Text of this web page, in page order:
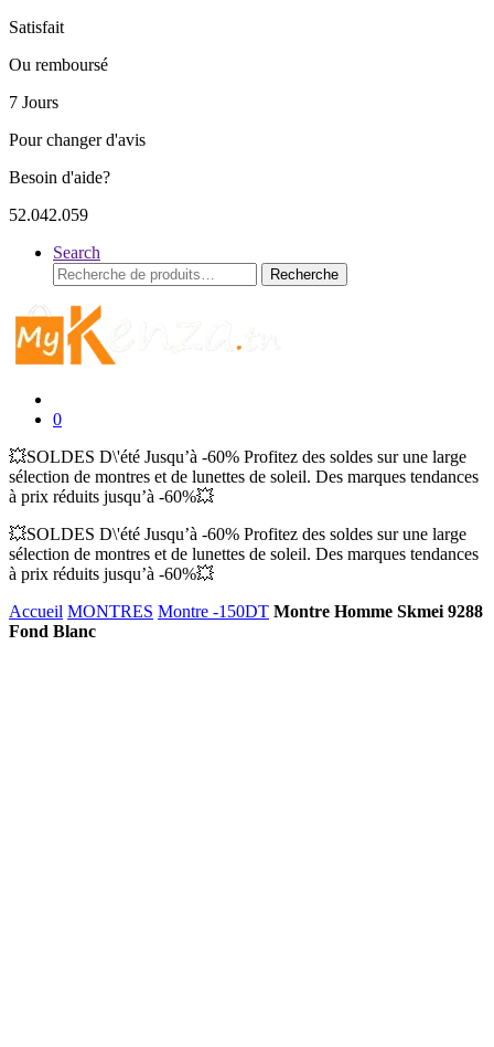
Satisfait
Ou remboursé
7 Jours
Pour changer d'avis
Besoin d'aide?
52.042.059
Search
Recherche
pour :
Recherche
0
💥SOLDES D\'été Jusqu’à -60% Profitez des soldes sur une large
sélection de montres et de lunettes de soleil. Des marques tendances
à prix réduits jusqu’à -60%💥
💥SOLDES D\'été Jusqu’à -60% Profitez des soldes sur une large
sélection de montres et de lunettes de soleil. Des marques tendances
à prix réduits jusqu’à -60%💥
Accueil MONTRES Montre -150DT Montre Homme Skmei 9288
Fond Blanc